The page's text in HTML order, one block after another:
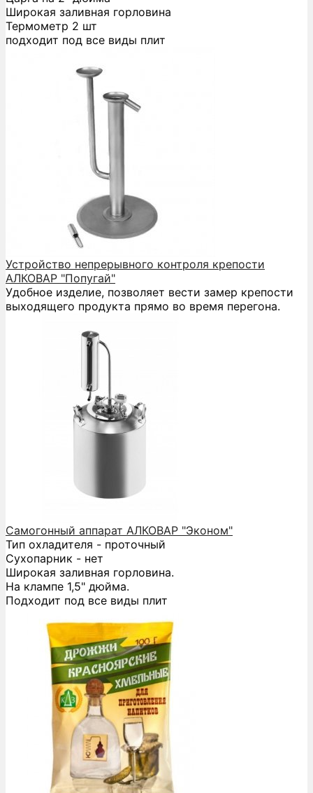
Широкая заливная горловина
Термометр 2 шт
подходит под все виды плит
Устройство непрерывного контроля крепости
АЛКОВАР "Попугай"
Удобное изделие, позволяет вести замер крепости
выходящего продукта прямо во время перегона.
Самогонный аппарат АЛКОВАР "Эконом"
Тип охладителя - проточный
Сухопарник - нет
Широкая заливная горловина.
На клампе 1,5" дюйма.
Подходит под все виды плит